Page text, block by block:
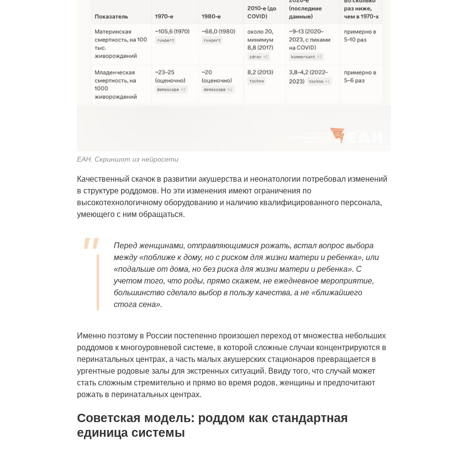
ЕАН. Скриншот из нейросети
Качественный скачок в развитии акушерства и неонатологии потребовал изменений
в структуре роддомов. Но эти изменения имеют ограничения по
высокотехнологичному оборудованию и наличию квалифицированного персонала,
умеющего с ним обращаться.
Перед женщинами, отправляющимися рожать, встал вопрос выбора
между «поближе к дому, но с риском для жизни матери и ребенка», или
«подальше от дома, но без риска для жизни матери и ребенка». С
учетом того, что роды, прямо скажем, не ежедневное мероприятие,
большинство сделало выбор в пользу качества, а не «ближайшего
стога сена».
Именно поэтому в России постепенно произошел переход от множества небольших
роддомов к многоуровневой системе, в которой сложные случаи концентрируются в
перинатальных центрах, а часть малых акушерских стационаров превращается в
ургентные родовые залы для экстренных ситуаций. Ввиду того, что случай может
стать сложным стремительно и прямо во время родов, женщины и предпочитают
рожать в перинатальных центрах.
Советская модель: роддом как стандартная
единица системы